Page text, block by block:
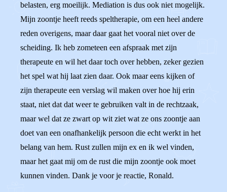
belasten, erg moeilijk. Mediation is dus ook niet mogelijk.
Mijn zoontje heeft reeds speltherapie, om een heel andere
reden overigens, maar daar gaat het vooral niet over de
scheiding. Ik heb zometeen een afspraak met zijn
therapeute en wil het daar toch over hebben, zeker gezien
het spel wat hij laat zien daar. Ook maar eens kijken of
zijn therapeute een verslag wil maken over hoe hij erin
staat, niet dat dat weer te gebruiken valt in de rechtzaak,
maar wel dat ze zwart op wit ziet wat ze ons zoontje aan
doet van een onafhankelijk persoon die echt werkt in het
belang van hem. Rust zullen mijn ex en ik wel vinden,
maar het gaat mij om de rust die mijn zoontje ook moet
kunnen vinden. Dank je voor je reactie, Ronald.